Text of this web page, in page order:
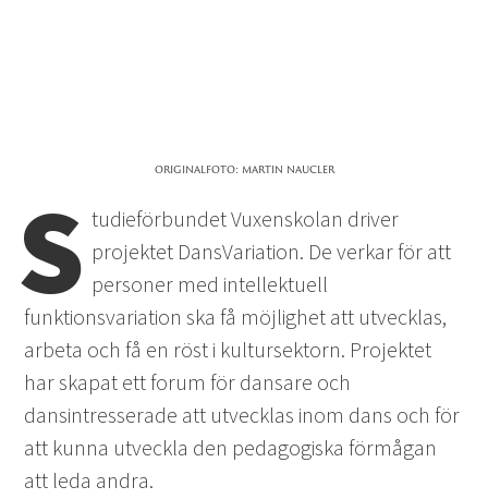
originalfoto: martin naucler
S tudieförbundet Vuxenskolan driver
projektet DansVariation. De verkar för att
personer med intellektuell
funktionsvariation ska få möjlighet att utvecklas,
arbeta och få en röst i kultursektorn. Projektet
har skapat ett forum för dansare och
dansintresserade att utvecklas inom dans och för
att kunna utveckla den pedagogiska förmågan
att leda andra.